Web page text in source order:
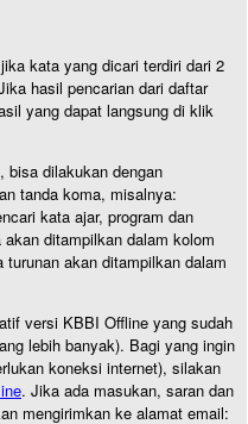
kata yang dicari terdiri dari 2
hasil pencarian dari daftar
yang dapat langsung di klik
bisa dilakukan dengan
tanda koma, misalnya:
kata ajar, program dan
ditampilkan dalam kolom
akan ditampilkan dalam
versi KBBI Offline yang sudah
lebih banyak). Bagi yang ingin
koneksi internet), silakan
. Jika ada masukan, saran dan
mengirimkan ke alamat email: